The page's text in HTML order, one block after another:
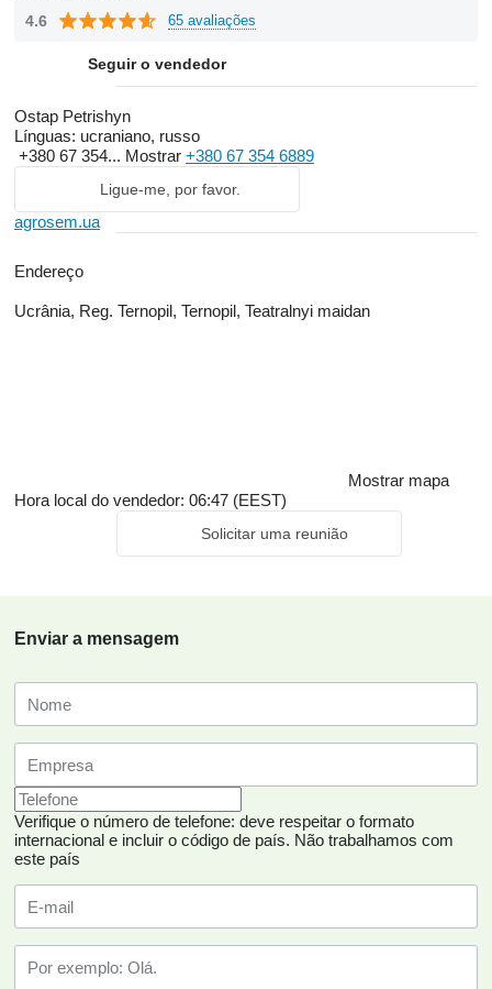
4.6 65 avaliações
Seguir o vendedor
Ostap Petrishyn
Línguas: ucraniano, russo
+380 67 354... Mostrar +380 67 354 6889
Ligue-me, por favor.
agrosem.ua
Endereço
Ucrânia, Reg. Ternopil, Ternopil, Teatralnyi maidan
Mostrar mapa
Hora local do vendedor: 06:47 (EEST)
Solicitar uma reunião
Enviar a mensagem
Verifique o número de telefone: deve respeitar o formato
internacional e incluir o código de país. Não trabalhamos com
este país